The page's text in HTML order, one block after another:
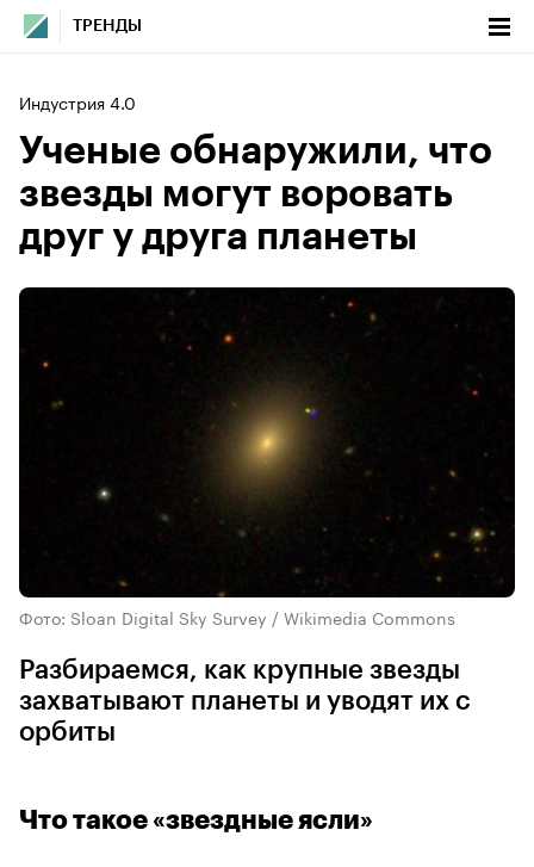
ТРЕНДЫ
Индустрия 4.0
Ученые обнаружили, что
звезды могут воровать
друг у друга планеты
Фото: Sloan Digital Sky Survey / Wikimedia Commons
Разбираемся, как крупные звезды
захватывают планеты и уводят их с
орбиты
Что такое «звездные ясли»